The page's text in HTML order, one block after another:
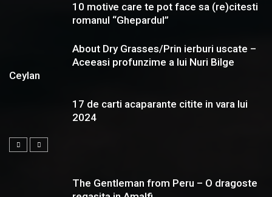
10 motive care te pot face sa (re)citesti
romanul “Ghepardul”
About Dry Grasses/Prin ierburi uscate –
Aceeasi profunzime a lui Nuri Bilge
Ceylan
17 de carti acaparante citite in vara lui
2024
The Gentleman from Peru – O dragoste